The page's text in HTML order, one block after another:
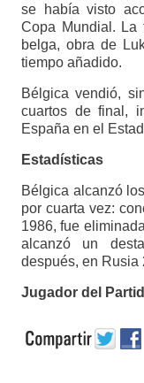
se había visto
Copa Mundial. La
belga, obra de
tiempo añadido.
Bélgica vendió,
cuartos de final,
España en el
Estadísticas
Bélgica alcanzó
por cuarta vez:
1986, fue
alcanzó un
después, en Rusia
Jugador del